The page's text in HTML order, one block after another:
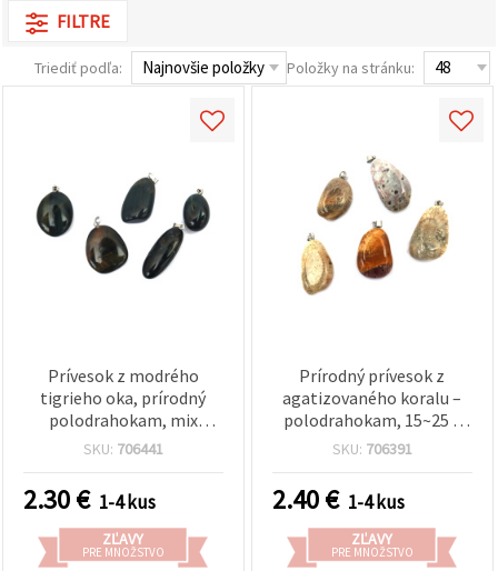
používaním
všetkých
cookie
kliknutím
preferencie
Nastaveniach
"Uložiť"
Prijať
Nastavenia
FILTRE
Triediť podľa: Položky na stránku:
Prívesok z modrého
tigrieho oka, prírodný
polodrahokam, mix
veľkostí 12-23x20-32 mm
SKU: 706441
2.30€ 1-4 kus
ZĽAVY
PRE MNOŽSTVO
Prírodný prívesok z
agatizovaného koralu –
polodrahokam, 15~25 x
22~30 mm
SKU: 706391
2.40€ 1-4 kus
ZĽAVY
PRE MNOŽSTVO